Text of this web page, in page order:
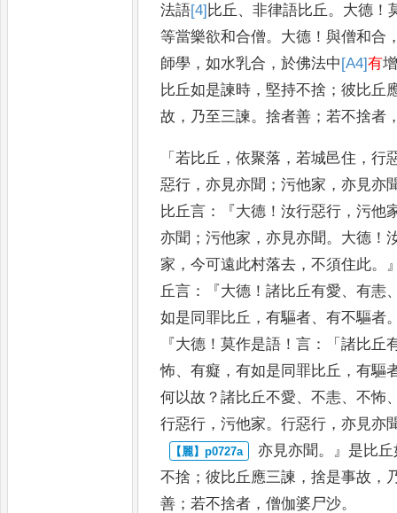
法語[4]比丘 、非律語比丘。 大德 ！
等當樂欲和合僧。 大德 ！與僧和合
師學 ，如水乳合 ，於佛法中[A4]有
比丘如是諫時 ， 堅持不捨 ；彼比丘
故 ， 乃至三諫。捨者善 ；若不捨者
「若比丘 ，依聚落 ，若城邑住 ，行
惡行 ，亦見亦聞 ；污他家 ，亦見亦
比丘言 ：『大德 ！汝行惡行 ，污他
亦聞 ；污他家 ，亦見亦聞。 大德 ！
家 ，今可遠此村落去 ，不須住此。
丘言 ：『大德 ！諸比丘有愛、有恚
如是同罪比丘 ，有驅者、有不驅者
『大德 ！莫作是語 ！言 ：「諸比丘
怖、有癡 ，有如是同罪比丘 ，有驅
何以故 ？諸比丘不愛、不恚、不怖
行惡行 ，污他家。行惡行 ，亦見亦
亦見亦聞。』 是比
不捨 ；彼比 丘應三諫 ，捨是事故 ，
善 ；若不捨者 ，僧伽婆尸沙。